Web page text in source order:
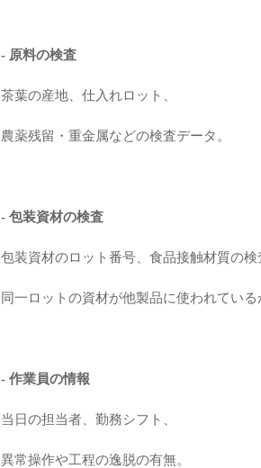
- 原料の検査
茶葉の産地、仕入れロット、
農薬残留・重金属などの検査データ。
- 包装資材の検査
包装資材のロット番号、食品接触材質の検
同一ロットの資材が他製品に使われている
- 作業員の情報
当日の担当者、勤務シフト、
異常操作や工程の逸脱の有無。